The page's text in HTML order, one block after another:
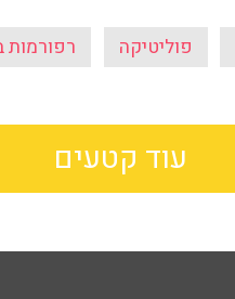
פוליטיקה
עוד קטעים